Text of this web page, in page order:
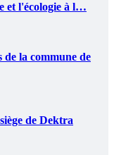
et l'écologie à l…
de la commune de
de Dektra